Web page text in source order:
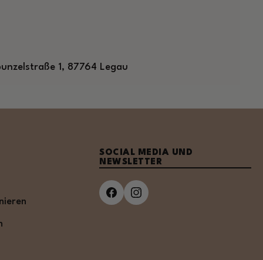
1, 87764 Legau
SOCIAL MEDIA UND
NEWSLETTER